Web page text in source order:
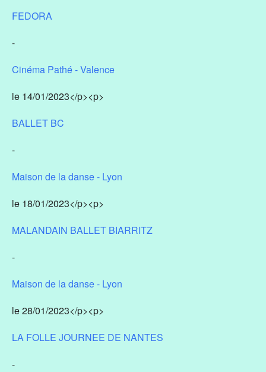
FEDORA
-
Cinéma Pathé - Valence
le 14/01/2023</p><p>
BALLET BC
-
Maison de la danse - Lyon
le 18/01/2023</p><p>
MALANDAIN BALLET BIARRITZ
-
Maison de la danse - Lyon
le 28/01/2023</p><p>
LA FOLLE JOURNEE DE NANTES
-